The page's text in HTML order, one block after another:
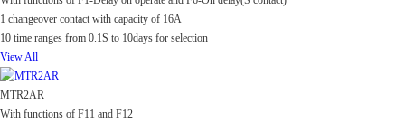
1 changeover contact with capacity of 16A
10 time ranges from 0.1S to 10days for selection
View All
MTR2AR
With functions of F11 and F12